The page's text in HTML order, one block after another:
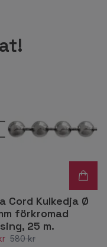
Cord Kulkedja Ø
förkromad
25 m.
580 kr